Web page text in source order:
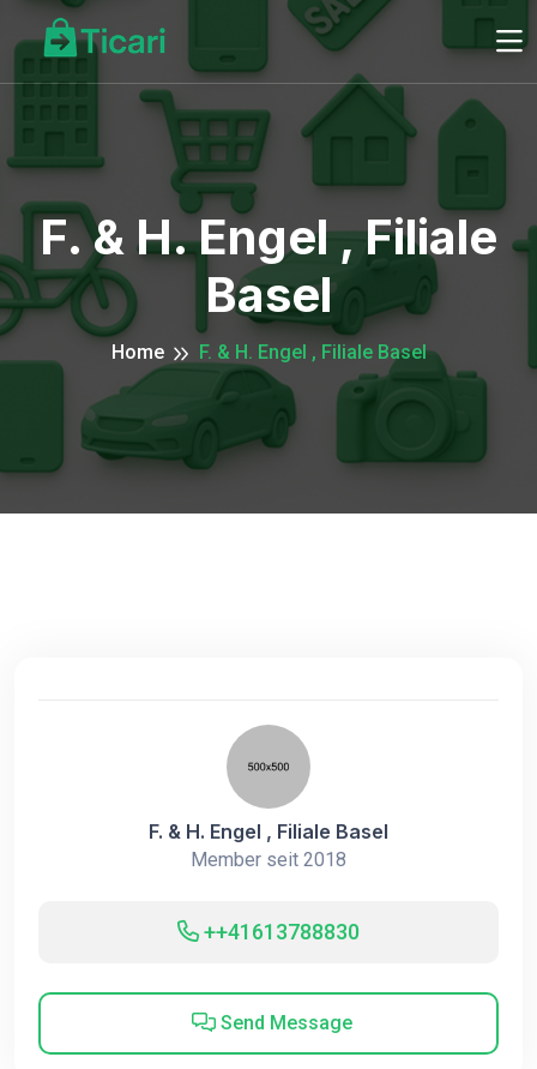
F. & H. Engel , Filiale
Basel
Home F. & H. Engel , Filiale Basel
F. & H. Engel , Filiale Basel
Member seit 2018
++41613788830
Send Message